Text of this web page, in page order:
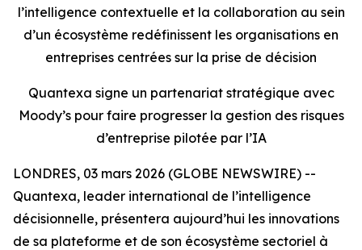
l’intelligence contextuelle et la collaboration au sein
d’un écosystème redéfinissent les organisations en
entreprises centrées sur la prise de décision
Quantexa signe un partenariat stratégique avec
Moody’s pour faire progresser la gestion des risques
d’entreprise pilotée par l’IA
LONDRES, 03 mars 2026 (GLOBE NEWSWIRE) --
Quantexa, leader international de l’intelligence
décisionnelle, présentera aujourd’hui les innovations
de sa plateforme et de son écosystème sectoriel à